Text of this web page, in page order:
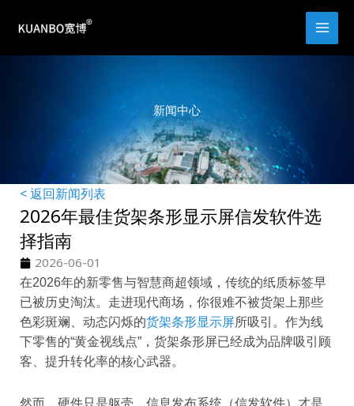
新闻中心
< 返回新闻列表
2026年最佳货架条形显示屏信发软件选
择指南
2026-06-01
在2026年的新零售与智慧商超领域，传统的纸质标签早
已被历史淘汰。走进现代商场，你很难不被货架上那些
色彩斑斓、动态闪烁的货架条形显示屏所吸引。作为线
下零售的“黄金视线点”，货架条形屏已经成为品牌吸引顾
客、提升转化率的核心武器。